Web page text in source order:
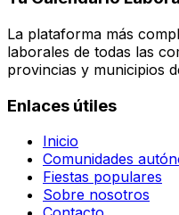
La plataforma más
laborales de todas las
provincias y municipios
Enlaces útiles
Inicio
Comunidades
Fiestas populares
Sobre nosotros